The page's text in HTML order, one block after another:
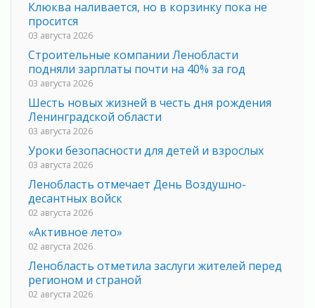
Клюква наливается, но в корзинку пока не
просится
03 августа 2026
Строительные компании Ленобласти
подняли зарплаты почти на 40% за год
03 августа 2026
Шесть новых жизней в честь дня рождения
Ленинградской области
03 августа 2026
Уроки безопасности для детей и взрослых
03 августа 2026
Ленобласть отмечает День Воздушно-
десантных войск
02 августа 2026
«Активное лето»
02 августа 2026
Ленобласть отметила заслуги жителей перед
регионом и страной
02 августа 2026